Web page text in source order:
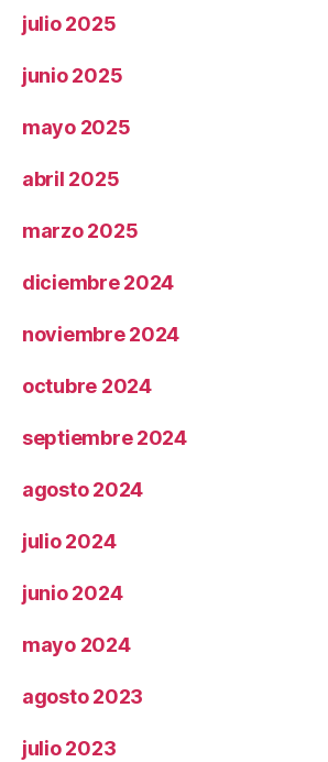
julio 2025
junio 2025
mayo 2025
abril 2025
marzo 2025
diciembre 2024
noviembre 2024
octubre 2024
septiembre 2024
agosto 2024
julio 2024
junio 2024
mayo 2024
agosto 2023
julio 2023